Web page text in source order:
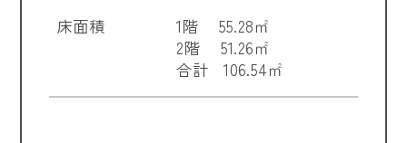
床面積
1階 55.28㎡
2階 51.26㎡
合計 106.54㎡